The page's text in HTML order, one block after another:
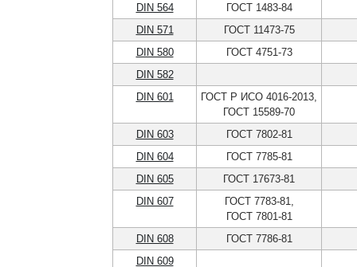
DIN 564
ГОСТ 1483-84
DIN 571
ГОСТ 11473-75
DIN 580
ГОСТ 4751-73
DIN 582
DIN 601
ГОСТ Р ИСО 4016-2013,
ГОСТ 15589-70
DIN 603
ГОСТ 7802-81
DIN 604
ГОСТ 7785-81
DIN 605
ГОСТ 17673-81
DIN 607
ГОСТ 7783-81,
ГОСТ 7801-81
DIN 608
ГОСТ 7786-81
DIN 609